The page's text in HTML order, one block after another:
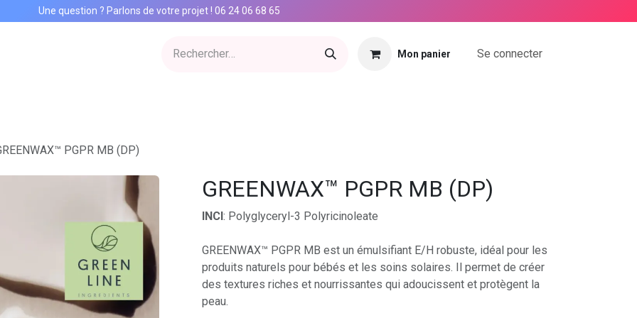
Une question ? Parlons de votre projet! 06 24 06 68 65
Mon panier Se connecter
PGPR MB (DP)
GREENWAX™ PGPR MB (DP)
INCI: Polyglyceryl-3 Polyricinoleate
GREENWAX™ PGPR MB est un émulsifiant E/H robuste, idéal pour les
produits naturels pour bébés et les soins solaires. Il permet de créer
des textures riches et nourrissantes qui adoucissent et protègent la
peau.